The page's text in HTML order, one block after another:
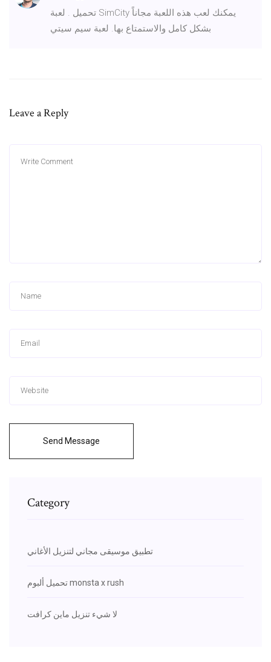
تحميل . لعبة SimCity يمكنك لعب هذه اللعبة مجاناً
بشكل كامل والاستمتاع بها. لعبة سيم سيتي
Leave a Reply
Send Message
Category
تطبيق موسيقى مجاني لتنزيل الأغاني
تحميل ألبوم monsta x rush
لا شيء تنزيل ماين كرافت